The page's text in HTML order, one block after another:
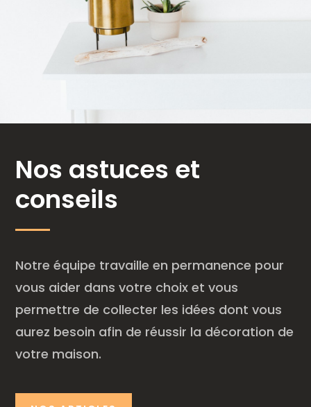
Nos astuces et
conseils
Notre équipe travaille en permanence pour
vous aider dans votre choix et vous
permettre de collecter les idées dont vous
aurez besoin afin de réussir la décoration de
votre maison.